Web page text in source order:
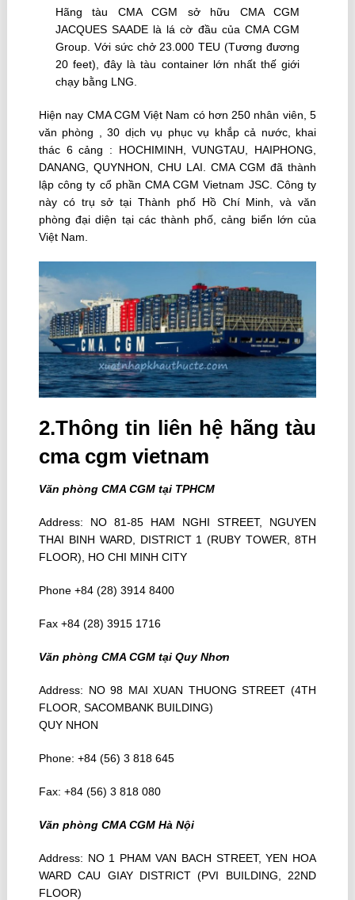
Hãng tàu CMA CGM sở hữu CMA CGM
JACQUES SAADE là lá cờ đầu của CMA CGM
Group. Với sức chở 23.000 TEU (Tương đương
20 feet), đây là tàu container lớn nhất thế giới
chạy bằng LNG.
Hiện nay CMA CGM Việt Nam có hơn 250 nhân viên, 5
văn phòng , 30 dịch vụ phục vụ khắp cả nước, khai
thác 6 cảng : HOCHIMINH, VUNGTAU, HAIPHONG,
DANANG, QUYNHON, CHU LAI. CMA CGM đã thành
lập công ty cổ phần CMA CGM Vietnam JSC. Công ty
này có trụ sở tại Thành phố Hồ Chí Minh, và văn
phòng đại diện tại các thành phố, cảng biển lớn của
Việt Nam.
2.Thông tin liên hệ hãng tàu
cma cgm vietnam
Văn phòng CMA CGM tại TPHCM
Address: NO 81-85 HAM NGHI STREET, NGUYEN
THAI BINH WARD, DISTRICT 1 (RUBY TOWER, 8TH
FLOOR), HO CHI MINH CITY
Phone +84 (28) 3914 8400
Fax +84 (28) 3915 1716
Văn phòng CMA CGM tại Quy Nhơn
Address: NO 98 MAI XUAN THUONG STREET (4TH
FLOOR, SACOMBANK BUILDING)
QUY NHON
Phone: +84 (56) 3 818 645
Fax: +84 (56) 3 818 080
Văn phòng CMA CGM Hà Nội
Address: NO 1 PHAM VAN BACH STREET, YEN HOA
WARD CAU GIAY DISTRICT (PVI BUILDING, 22ND
FLOOR)